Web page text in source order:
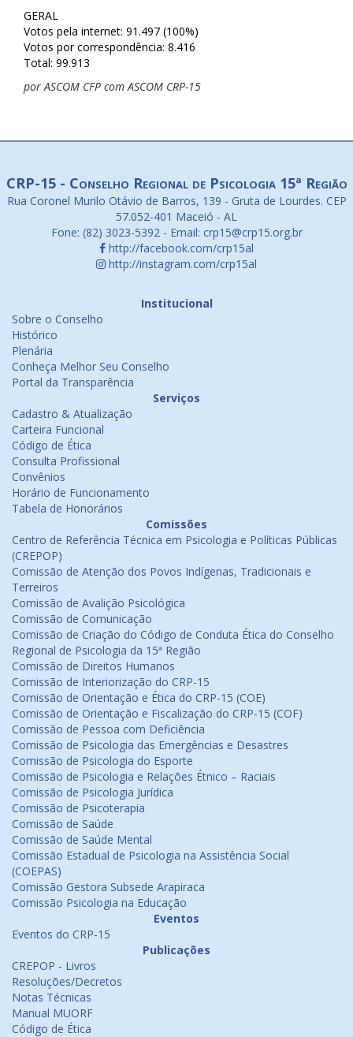
GERAL
Votos pela internet: 91.497 (100%)
Votos por correspondência: 8.416
Total: 99.913
por ASCOM CFP com ASCOM CRP-15
CRP-15 - Conselho Regional de Psicologia 15ª Região
Rua Coronel Murilo Otávio de Barros, 139 - Gruta de Lourdes. CEP
57.052-401 Maceió - AL
Fone: (82) 3023-5392 - Email: crp15@crp15.org.br
http://facebook.com/crp15al
http://instagram.com/crp15al
Institucional
Sobre o Conselho
Histórico
Plenária
Conheça Melhor Seu Conselho
Portal da Transparência
Serviços
Cadastro & Atualização
Carteira Funcional
Código de Ética
Consulta Profissional
Convênios
Horário de Funcionamento
Tabela de Honorários
Comissões
Centro de Referência Técnica em Psicologia e Políticas Públicas
(CREPOP)
Comissão de Atenção dos Povos Indígenas, Tradicionais e
Terreiros
Comissão de Avalição Psicológica
Comissão de Comunicação
Comissão de Criação do Código de Conduta Ética do Conselho
Regional de Psicologia da 15ª Região
Comissão de Direitos Humanos
Comissão de Interiorização do CRP-15
Comissão de Orientação e Ética do CRP-15 (COE)
Comissão de Orientação e Fiscalização do CRP-15 (COF)
Comissão de Pessoa com Deficiência
Comissão de Psicologia das Emergências e Desastres
Comissão de Psicologia do Esporte
Comissão de Psicologia e Relações Étnico – Raciais
Comissão de Psicologia Jurídica
Comissão de Psicoterapia
Comissão de Saúde
Comissão de Saúde Mental
Comissão Estadual de Psicologia na Assistência Social
(COEPAS)
Comissão Gestora Subsede Arapiraca
Comissão Psicologia na Educação
Eventos
Eventos do CRP-15
Publicações
CREPOP - Livros
Resoluções/Decretos
Notas Técnicas
Manual MUORF
Código de Ética